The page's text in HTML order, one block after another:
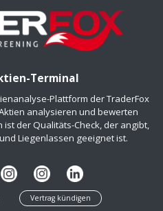
Terminal
Plattform der TraderFox
analysieren und bewerten
der Qualitäts-Check, der angibt,
Liegenlassen geeignet ist.
Vertrag kündigen